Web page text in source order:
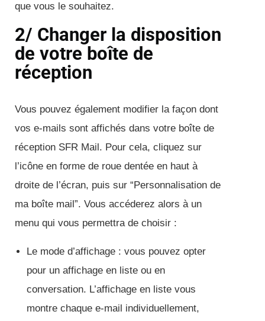
que vous le souhaitez.
2/ Changer la disposition
de votre boîte de
réception
Vous pouvez également modifier la façon dont
vos e-mails sont affichés dans votre boîte de
réception SFR Mail. Pour cela, cliquez sur
l’icône en forme de roue dentée en haut à
droite de l’écran, puis sur “Personnalisation de
ma boîte mail”. Vous accéderez alors à un
menu qui vous permettra de choisir :
Le mode d’affichage : vous pouvez opter
pour un affichage en liste ou en
conversation. L’affichage en liste vous
montre chaque e-mail individuellement,